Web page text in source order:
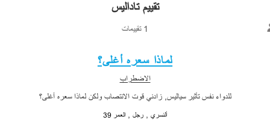
تقييم تاداليس
1 تقييمات
لماذا سعره أغلى؟
الاضطراب
للدواء نفس تأثير سياليس, زادني قوت الانتصاب ولكن لماذا سعره أغلى؟
ألنسري رجل
العمر 39